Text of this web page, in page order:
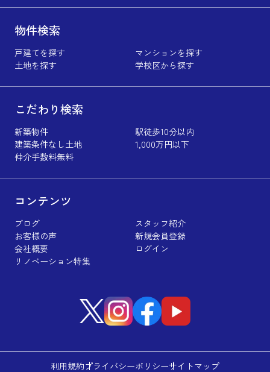
物件検索
戸建てを探す
マンションを探す
土地を探す
学校区から探す
こだわり検索
新築物件
駅徒歩10分以内
建築条件なし土地
1,000万円以下
仲介手数料無料
コンテンツ
ブログ
スタッフ紹介
お客様の声
新規会員登録
会社概要
ログイン
リノベーション特集
利用規約プライバシーポリシーサイトマップ